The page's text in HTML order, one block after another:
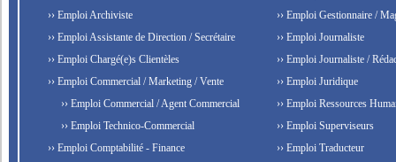
›› Emploi Archiviste
›› Emploi Assistante de Direction / Secrétaire
›› Emploi Chargé(e)s Clientèles
›› Emploi Commercial / Marketing / Vente
›› Emploi Commercial / Agent Commercial
›› Emploi Technico-Commercial
›› Emploi Comptabilité - Finance
›› Emploi Gestionnaire /
›› Emploi Journaliste
›› Emploi Journaliste /
›› Emploi Juridique
›› Emploi Ressources
›› Emploi Superviseurs
›› Emploi Traducteur